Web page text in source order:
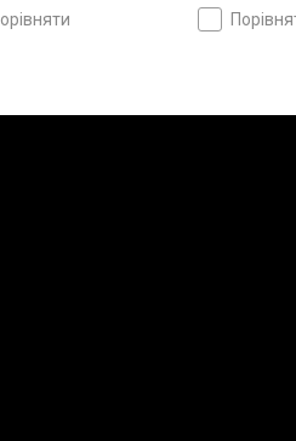
порівняти